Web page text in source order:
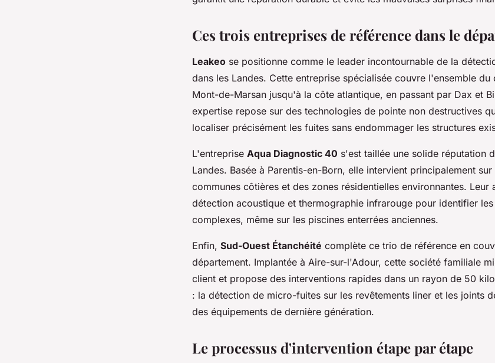
Ces trois entreprises de référence dans le
Leakeo se positionne comme le leader incontournable de la
dans les Landes. Cette entreprise spécialisée couvre l'ensemble du
Mont-de-Marsan jusqu'à la côte atlantique, en passant par Dax et
expertise repose sur des technologies de pointe non destructives
localiser précisément les fuites sans endommager les structures
L'entreprise Aqua Diagnostic 40 s'est taillée une solide réputation
Landes. Basée à Parentis-en-Born, elle intervient principalement
communes côtières et des zones résidentielles environnantes. Leur
détection acoustique et thermographie infrarouge pour identifier
complexes, même sur les piscines enterrées anciennes.
Enfin, Sud-Ouest Étanchéité complète ce trio de référence en
département. Implantée à Aire-sur-l'Adour, cette société familiale
client et propose des interventions rapides dans un rayon de 50
: la détection de micro-fuites sur les revêtements liner et les joints
des équipements de dernière génération.
Le processus d'intervention étape par étape